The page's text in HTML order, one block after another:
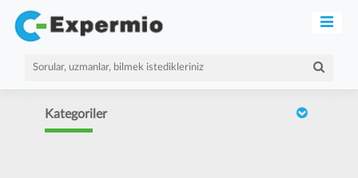
Kategoriler